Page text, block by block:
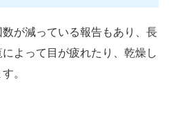
が減っている報告もあり、長
よって目が疲れたり、乾燥し
す。